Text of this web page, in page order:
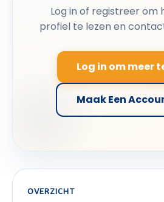
Log in of registreer om
profiel te lezen en
Log in om meer
Maak Een
OVERZICHT